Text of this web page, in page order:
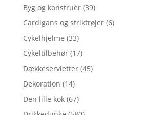
Byg og konstruér (39)
Cardigans og striktrøjer (6)
Cykelhjelme (33)
Cykeltilbehør (17)
Dækkeservietter (45)
Dekoration (14)
Den lille kok (67)